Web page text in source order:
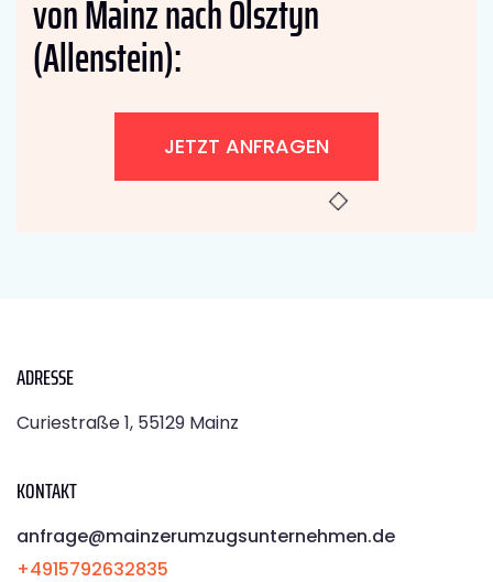
von Mainz nach Olsztyn
(Allenstein):
JETZT ANFRAGEN
ADRESSE
Curiestraße 1, 55129 Mainz
KONTAKT
anfrage@mainzerumzugsunternehmen.de
+4915792632835